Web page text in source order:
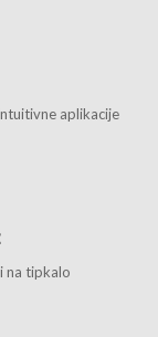
aplikacije
na tipkalo